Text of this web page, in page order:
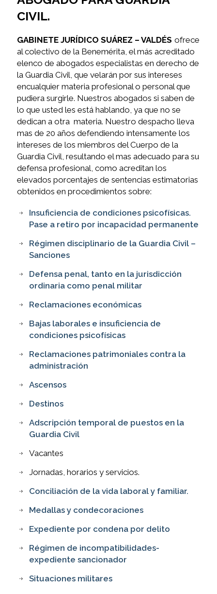
CIVIL.
GABINETE JURÍDICO SUÁREZ – VALDÉS ofrece
al colectivo de la Benemérita, el más acreditado
elenco de abogados especialistas en derecho de
la Guardia Civil, que velarán por sus intereses
encualquier materia profesional o personal que
pudiera surgirle. Nuestros abogados si saben de
lo que usted les está hablando, ya que no se
dedican a otra materia. Nuestro despacho lleva
mas de 20 años defendiendo intensamente los
intereses de los miembros del Cuerpo de la
Guardia Civil, resultando el mas adecuado para su
defensa profesional, como acreditan los
elevados porcentajes de sentencias estimatorias
obtenidos en procedimientos sobre:
Insuficiencia de condiciones psicofísicas.
Pase a retiro por incapacidad permanente
Régimen disciplinario de la Guardia Civil –
Sanciones
Defensa penal, tanto en la jurisdicción
ordinaria como penal militar
Reclamaciones económicas
Bajas laborales e insuficiencia de
condiciones psicofísicas
Reclamaciones patrimoniales contra la
administración
Ascensos
Destinos
Adscripción temporal de puestos en la
Guardia Civil
Vacantes
Jornadas, horarios y servicios.
Conciliación de la vida laboral y familiar.
Medallas y condecoraciones
Expediente por condena por delito
Régimen de incompatibilidades-
expediente sancionador
Situaciones militares